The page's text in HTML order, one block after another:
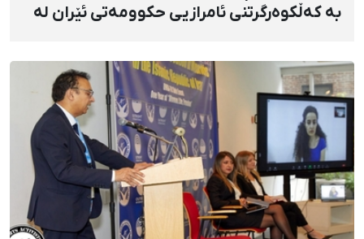
بە کەڵکوەرگرتنی ئامرازیی حکوومەتی ئێران لە
مرۆڤی نەتەوە یەکگرتووەکان، ندا ئەلنەشیف
بۆ تاران